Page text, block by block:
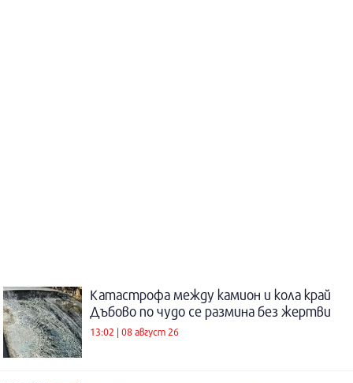
Катастрофа между камион и кола край
Дъбово по чудо се размина без жертви
13:02 | 08 август 26